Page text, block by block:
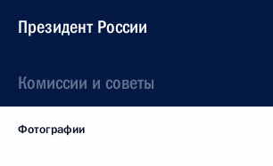
Президент России
Комиссии и советы
Фотографии